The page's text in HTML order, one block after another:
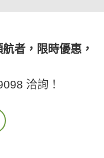
者，限時優惠，
洽詢！